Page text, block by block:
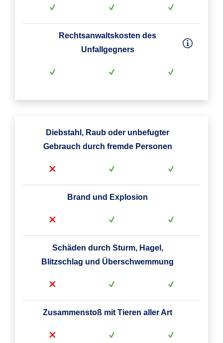
Rechtsanwaltskosten des
Unfallgegners
Diebstahl, Raub oder unbefugter
Gebrauch durch fremde Personen
Brand und Explosion
Schäden durch Sturm, Hagel,
Blitzschlag und Überschwemmung
Zusammenstoß mit Tieren aller Art